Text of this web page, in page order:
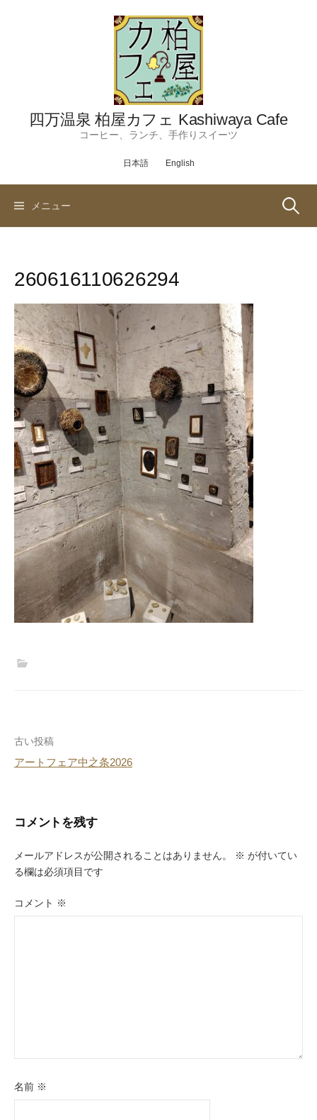
四万温泉 柏屋カフェ Kashiwaya Cafe
コーヒー、ランチ、手作りスイーツ
日本語 English
メニュー 検
260616110626294
投
稿
ビ
ゲ
ー
シ
古い投稿
アートフェア中之条2026
コメントを残す
メールアドレスが公開されることはありません。 ※ が付いてい
る欄は必須項目です
コメント ※
名前 ※